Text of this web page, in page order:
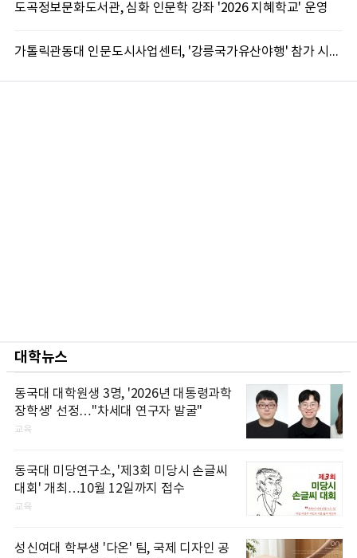
도곡정보문화도서관, 심화 인문학 강좌 '2026 지혜학교' 운영
가톨릭관동대 인문도시사업센터, '강릉국가유산야행' 참가 시민 15명 모집
대학뉴스
동국대 대학원생 3명, '2026년 대통령과학
장학생' 선정…"차세대 연구자 발굴"
교육
동국대 미당연구소, '제3회 미당시 손글씨
대회' 개최…10월 12일까지 접수
교육
성신여대 학부생 '다온' 팀, 국제 디자인 공